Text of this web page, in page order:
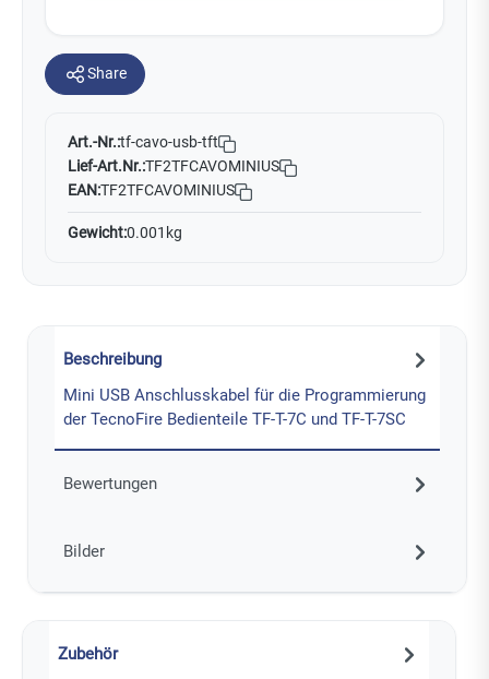
Share
Art.-Nr.:tf-cavo-usb-tft
Lief-Art.Nr.:TF2TFCAVOMINIUS
EAN:TF2TFCAVOMINIUS
Gewicht:0.001kg
Beschreibung
Mini USB Anschlusskabel für die Programmierung
der TecnoFire Bedienteile TF-T-7C und TF-T-7SC
Bewertungen
Bilder
Zubehör